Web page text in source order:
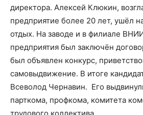
директора. Алексей Клюкин,
предприятие более 20 лет, ушёл
отдых. На заводе и в филиале
предприятия был заключён
был объявлен конкурс,
самовыдвижение. В итоге
Всеволод Чернавин. Его
парткома, профкома, комитета